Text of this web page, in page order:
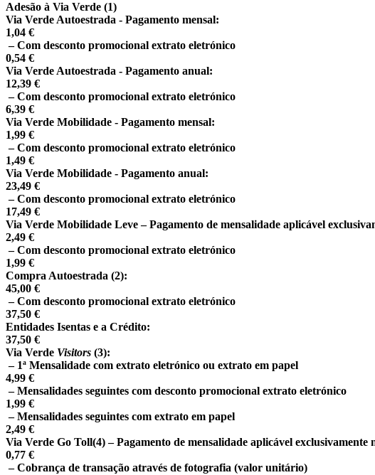
Adesão à Via Verde (1)
Via Verde Autoestrada - Pagamento mensal:
1,04 €
– Com desconto promocional extrato eletrónico
0,54 €
Via Verde Autoestrada - Pagamento anual:
12,39 €
– Com desconto promocional extrato eletrónico
6,39 €
Via Verde Mobilidade - Pagamento mensal:
1,99 €
– Com desconto promocional extrato eletrónico
1,49 €
Via Verde Mobilidade - Pagamento anual:
23,49 €
– Com desconto promocional extrato eletrónico
17,49 €
Via Verde Mobilidade Leve – Pagamento de mensalidade aplicável
2,49 €
– Com desconto promocional extrato eletrónico
1,99 €
Compra Autoestrada (2):
45,00 €
– Com desconto promocional extrato eletrónico
37,50 €
Entidades Isentas e a Crédito:
37,50 €
Via Verde Visitors (3):
– 1ª Mensalidade com extrato eletrónico ou extrato em papel
4,99 €
– Mensalidades seguintes com desconto promocional extrato eletrónico
1,99 €
– Mensalidades seguintes com extrato em papel
2,49 €
Via Verde Go Toll(4)– Pagamento de mensalidade aplicável exclusivamente
0,77 €
– Cobrança de transação através de fotografia (valor unitário)